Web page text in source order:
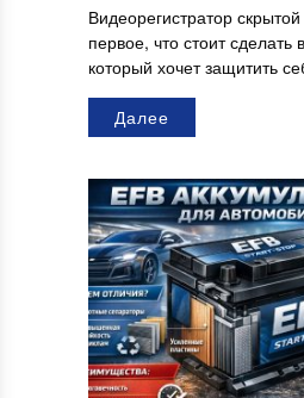
Видеорегистратор
первое, что стоит сделать
который хочет защитить
Далее